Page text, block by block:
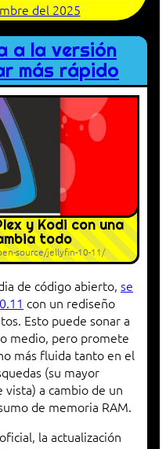
del 2025
a la versión
más rápido
y Kodi con una
todo
source/jellyfin-10-11/
de código abierto, se
con un rediseño
Esto puede sonar a
medio, pero promete
más fluida tanto en el
(su mayor
a cambio de un
de memoria RAM.
la actualización